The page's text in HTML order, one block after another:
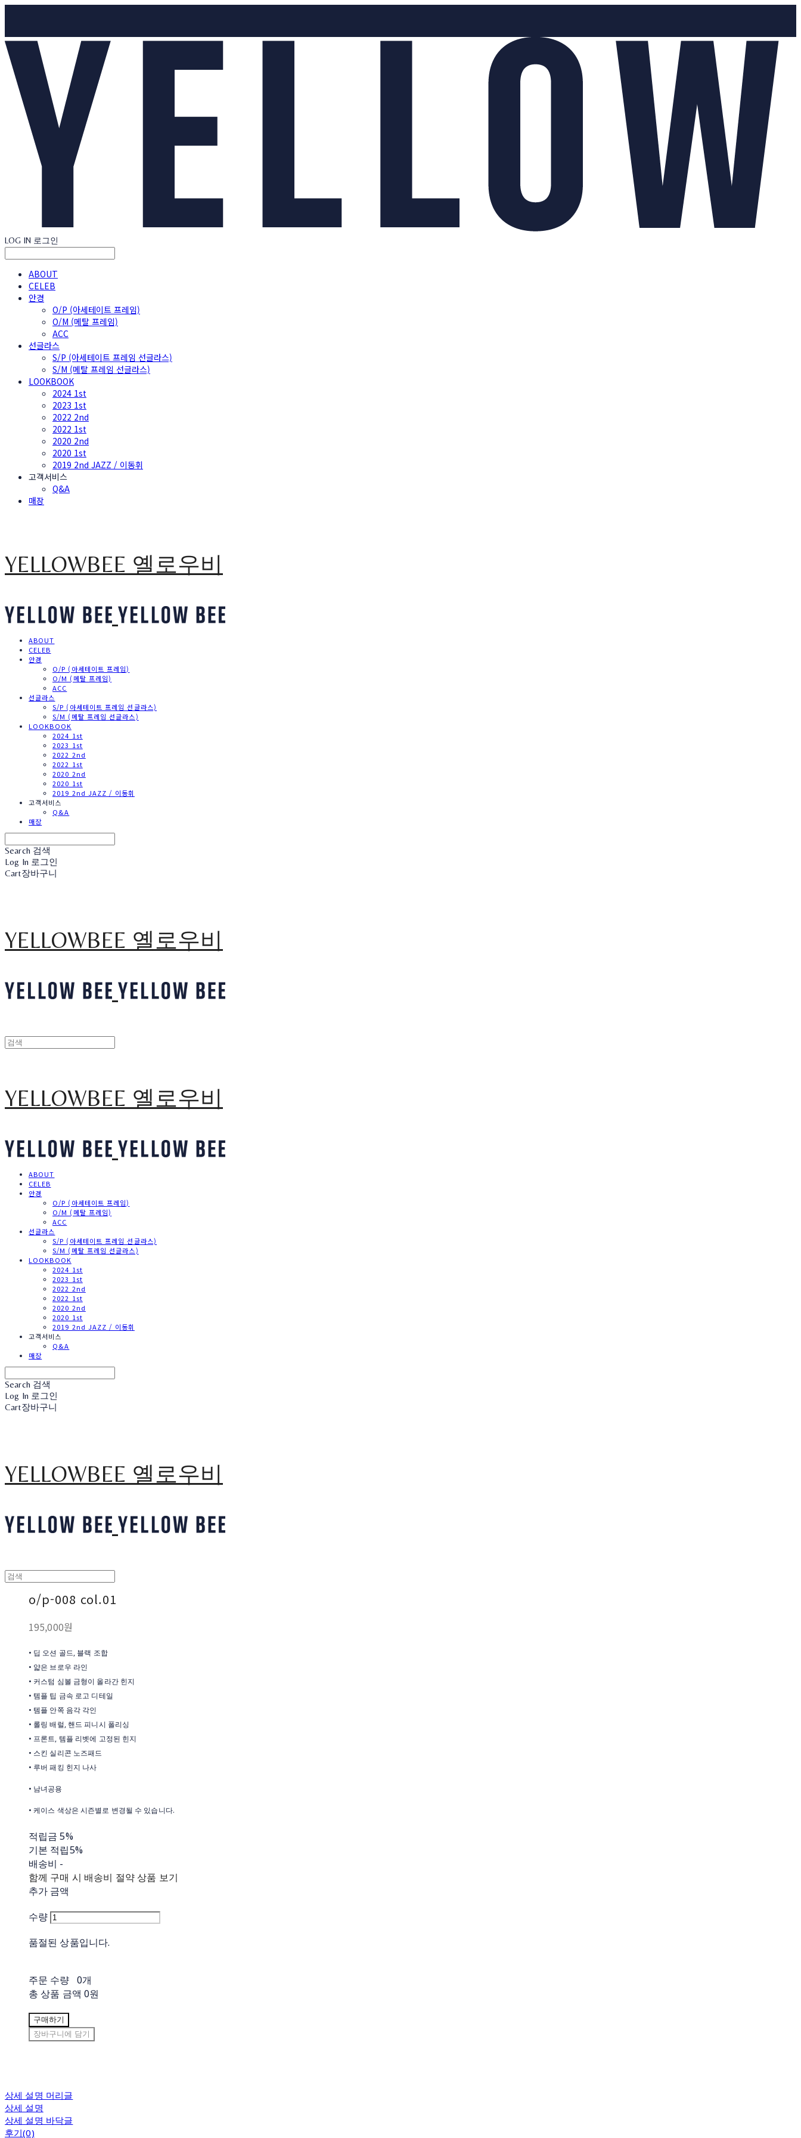
LOG IN 로그인
ABOUT
CELEB
안경
O/P (아세테이트 프레임)
O/M (메탈 프레임)
ACC
선글라스
S/P (아세테이트 프레임 선글라스)
S/M (메탈 프레임 선글라스)
LOOKBOOK
2024 1st
2023 1st
2022 2nd
2022 1st
2020 2nd
2020 1st
2019 2nd JAZZ / 이동휘
고객서비스
Q&A
매장
YELLOWBEE 옐로우비
ABOUT
CELEB
안경
O/P (아세테이트 프레임)
O/M (메탈 프레임)
ACC
선글라스
S/P (아세테이트 프레임 선글라스)
S/M (메탈 프레임 선글라스)
LOOKBOOK
2024 1st
2023 1st
2022 2nd
2022 1st
2020 2nd
2020 1st
2019 2nd JAZZ / 이동휘
고객서비스
Q&A
매장
Search 검색
Log In 로그인
Cart장바구니
YELLOWBEE 옐로우비
YELLOWBEE 옐로우비
ABOUT
CELEB
안경
O/P (아세테이트 프레임)
O/M (메탈 프레임)
ACC
선글라스
S/P (아세테이트 프레임 선글라스)
S/M (메탈 프레임 선글라스)
LOOKBOOK
2024 1st
2023 1st
2022 2nd
2022 1st
2020 2nd
2020 1st
2019 2nd JAZZ / 이동휘
고객서비스
Q&A
매장
Search 검색
Log In 로그인
Cart장바구니
YELLOWBEE 옐로우비
o/p-008 col.01
195,000원
• 딥 오션 골드, 블랙 조합
• 얇은 브로우 라인
• 커스텀 심볼 금형이 올라간 힌지
• 템플 팁 금속 로고 디테일
• 템플 안쪽 음각 각인
• 롤링 배럴, 핸드 피니시 폴리싱
• 프론트, 템플 리벳에 고정된 힌지
• 스킨 실리콘 노즈패드
• 루버 패킹 힌지 나사
• 남녀공용
• 케이스 색상은 시즌별로 변경될 수 있습니다.
적립금 5%
기본 적립5%
배송비 -
함께 구매 시 배송비 절약 상품 보기
추가 금액
수량
품절된 상품입니다.
주문 수량 0개
총 상품 금액 0원
구매하기
장바구니에 담기
상세 설명 머리글
상세 설명
상세 설명 바닥글
후기(0)